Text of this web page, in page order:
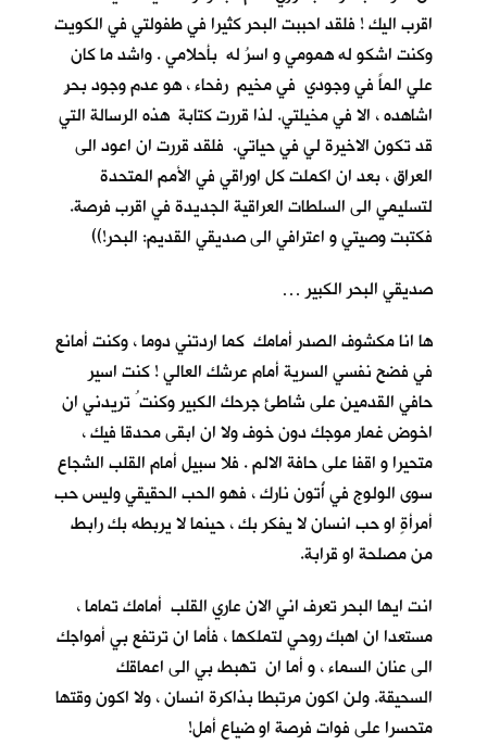
اقرب اليك ! فلقد احببت البحر كثيرا في طفولتي في الكويت
وكنت اشكو له همومي و اسرُ له بأحلامي . واشد ما كان
علي الماً في وجودي في مخيم رفحاء ، هو عدم وجود بحرٍ
اشاهده ، الا في مخيلتي. لذا قررت كتابة هذه الرسالة التي
قد تكون الاخيرة لي في حياتي. فلقد قررت ان اعود الى
العراق ، بعد ان اكملت كل اوراقي في الأمم المتحدة
لتسليمي الى السلطات العراقية الجديدة في اقرب فرصة.
فكتبت وصيتي و اعترافي الى صديقي القديم: البحر!))
صديقي البحر الكبير …
ها انا مكشوف الصدر أمامك كما اردتني دوما ، وكنت أمانع
في فضح نفسي السرية أمام عرشك العالي ! كنت اسير
حافي القدمين على شاطئ جرحك الكبير وكنت ُ تريدني ان
اخوض غمار موجك دون خوف ولا ان ابقى محدقا فيك ،
متحيرا و اقفا على حافة الالم . فلا سبيل أمام القلب الشجاع
سوى الولوج في أُتون نارك ، فهو الحب الحقيقي وليس حب
أمرأةٍ او حب انسان لا يفكر بك ، حينما لا يربطه بك رابط
من مصلحة او قرابة.
انت ايها البحر تعرف اني الان عاري القلب أمامك تماما ،
مستعدا ان اهبك روحي لتملكها ، فأما ان ترتفع بي أمواجك
الى عنان السماء ، و أما ان تهبط بي الى اعماقك
السحيقة. ولن اكون مرتبطا بذاكرة انسان ، ولا اكون وقتها
متحسرا على فوات فرصة او ضياع أمل!